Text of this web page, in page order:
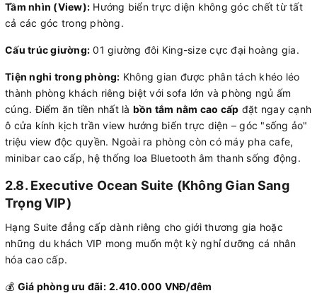
Tầm nhìn (View): Hướng biển trực diện không góc chết từ tất
cả các góc trong phòng.
Cấu trúc giường: 01 giường đôi King-size cực đại hoàng gia.
Tiện nghi trong phòng: Không gian được phân tách khéo léo
thành phòng khách riêng biệt với sofa lớn và phòng ngủ ấm
cúng. Điểm ăn tiền nhất là bồn tắm nằm cao cấp đặt ngay cạnh
ô cửa kính kịch trần view hướng biển trực diện – góc "sống ảo"
triệu view độc quyền. Ngoài ra phòng còn có máy pha cafe,
minibar cao cấp, hệ thống loa Bluetooth âm thanh sống động.
2.8. Executive Ocean Suite (Không Gian Sang
Trọng VIP)
Hạng Suite đẳng cấp dành riêng cho giới thương gia hoặc
những du khách VIP mong muốn một kỳ nghỉ dưỡng cá nhân
hóa cao cấp.
💰 Giá phòng ưu đãi: 2.410.000 VNĐ/đêm